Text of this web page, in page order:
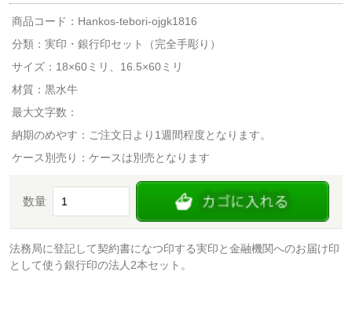
商品コード：Hankos-tebori-ojgk1816
分類： 実印・銀行印セット（完全手彫り）
サイズ：18×60ミリ、16.5×60ミリ
材質：黒水牛
最大文字数：
納期のめやす：ご注文日より1週間程度となります。
ケース別売り：ケースは別売となります
数量
法務局に登記して契約書になつ印する実印と金融機関へのお届け印
として使う銀行印の法人2本セット。